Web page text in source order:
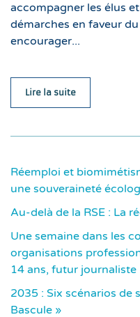
accompagner les élus
démarches en faveur
encourager...
Lire la suite
Réemploi et
une souveraineté
Au-delà de la RSE : La
Une semaine dans les
organisations
14 ans, futur journaliste
2035 : Six scénarios de
Bascule »